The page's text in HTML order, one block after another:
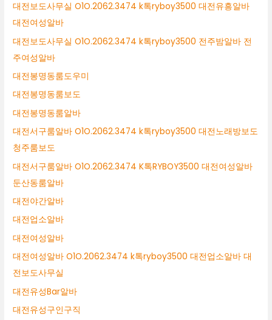
대전보도사무실 O1O.2062.3474 k톡ryboy3500 대전유흥알바
대전여성알바
대전보도사무실 O1O.2062.3474 k톡ryboy3500 전주밤알바 전
주여성알바
대전봉명동룸도우미
대전봉명동룸보도
대전봉명동룸알바
대전서구룸알바 O1O.2062.3474 k톡ryboy3500 대전노래방보도
청주룸보도
대전서구룸알바 O1O.2062.3474 K톡RYBOY3500 대전여성알바
둔산동룸알바
대전야간알바
대전업소알바
대전여성알바
대전여성알바 O1O.2062.3474 k톡ryboy3500 대전업소알바 대
전보도사무실
대전유성Bar알바
대전유성구인구직